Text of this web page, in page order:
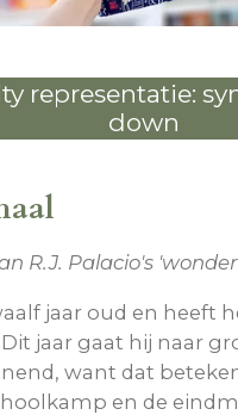
representatie:
down
R.J. Palacio's
jaar oud en heeft
jaar gaat hij naar
want dat
en de